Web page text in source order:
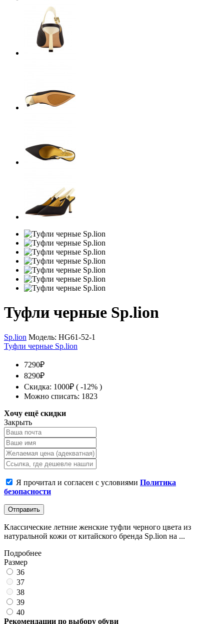
Туфли черные Sp.lion
Sp.lion Модель: HG61-52-1
Туфли черные Sp.lion
7290₽
8290₽
Скидка: 1000₽ ( -12% )
Можно списать: 1823
Хочу ещё скидки
Закрыть
Я прочитал и согласен с условиями Политика
безопасности
Отправить
Классические летние женские туфли черного цвета из
натуральной кожи от китайского бренда Sp.lion на ...
Подробнее
Размер
36
37
38
39
40
Рекомендации по выбору обуви